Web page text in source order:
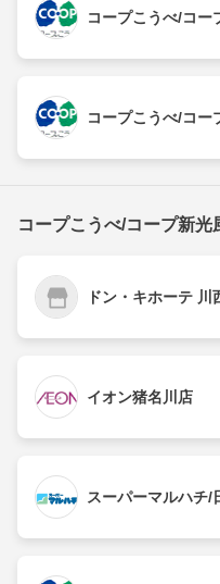
コープこうべ/コー
コープこうべ/コー
コープこうべ/コープ新
ドン・キホーテ 川
イオン猪名川店
スーパーマルハチ/